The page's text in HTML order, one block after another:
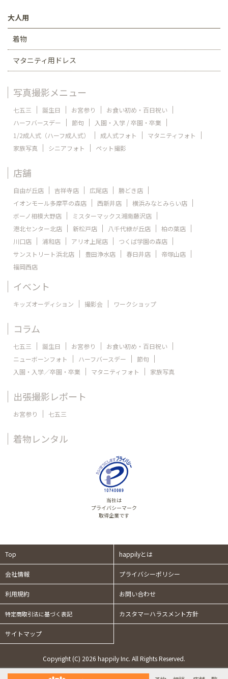
大人用
着物
マタニティ用ドレス
写真撮影メニュー
七五三 誕生日 お宮参り
お食い初め・百日祝い
ハーフバースデー
節句
入園・入学 / 卒園・卒業
1/2成人式（ハーフ成人式）
成人式フォト
マタニティフォト
家族写真
シニアフォト ペット撮影
店舗
自由が丘店 吉祥寺店 広尾店
勝どき店
イオンモール多摩平の森店
西新井店
横浜みなとみらい店
ボーノ相模大野店
ミスターマックス湘南藤沢店
港北センター北店
新松戸店 八千代緑が丘店
柏の葉店
川口店
浦和店 アリオ上尾店
つくば学園の森店
サンストリート浜北店
豊田浄水店 春日井店
帝塚山店
福岡西店
イベント
キッズオーディション 撮影会 ワークショップ
コラム
七五三 誕生日 お宮参り
お食い初め・百日祝い
ニューボーンフォト
ハーフバースデー
節句
入園・入学／卒園・卒業
マタニティフォト 家族写真
出張撮影レポート
お宮参り 七五三
着物レンタル
当社は
プライバシーマーク
取得企業です
Top happilyとは
会社情報 プライバシーポリシー
利用規約 お問い合わせ
特定商取引法に基づく表記 カスタマーハラスメント方針
サイトマップ
Copyright (C) 2026 happily Inc. All Rights Reserved.